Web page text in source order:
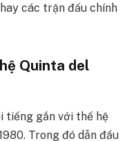
các trận đấu chính
Quinta del
tiếng gắn với thế hệ
Trong đó dẫn đầu